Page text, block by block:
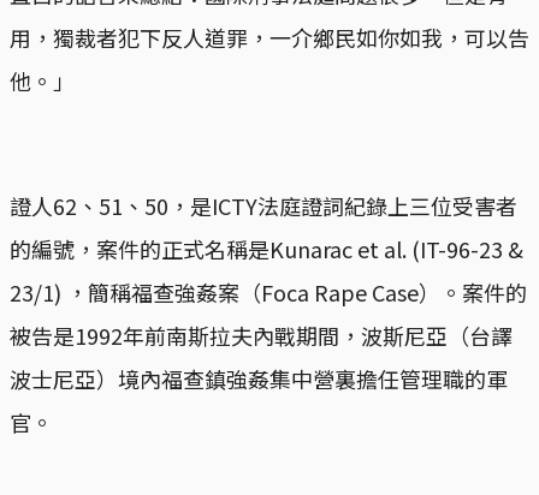
用，獨裁者犯下反人道罪，一介鄉民如你如我，可以告
他。」
證人62、51、50，是ICTY法庭證詞紀錄上三位受害者
的編號，案件的正式名稱是Kunarac et al. (IT-96-23 &
23/1) ，簡稱福查強姦案（Foca Rape Case）。案件的
被告是1992年前南斯拉夫內戰期間，波斯尼亞（台譯
波士尼亞）境內福查鎮強姦集中營裏擔任管理職的軍
官。